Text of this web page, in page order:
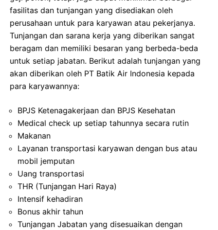
fasilitas dan tunjangan yang disediakan oleh
perusahaan untuk para karyawan atau pekerjanya.
Tunjangan dan sarana kerja yang diberikan sangat
beragam dan memiliki besaran yang berbeda-beda
untuk setiap jabatan. Berikut adalah tunjangan yang
akan diberikan oleh PT Batik Air Indonesia kepada
para karyawannya:
BPJS Ketenagakerjaan dan BPJS Kesehatan
Medical check up setiap tahunnya secara rutin
Makanan
Layanan transportasi karyawan dengan bus atau
mobil jemputan
Uang transportasi
THR (Tunjangan Hari Raya)
Intensif kehadiran
Bonus akhir tahun
Tunjangan Jabatan yang disesuaikan dengan